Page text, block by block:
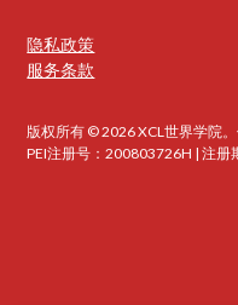
版权所有 © 2026 XCL世界学院。
PEI注册号：200803726H | 注
隐私政策
服务条款